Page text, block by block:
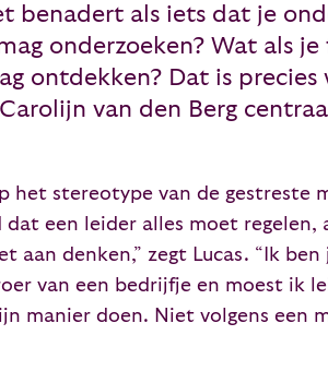
benadert als iets dat je
onderzoeken? Wat als
ontdekken? Dat is precies
van den Berg
het stereotype van de gestreste
dat een leider alles moet
aan denken,” zegt Lucas. “Ik
van een bedrijfje en moest ik
manier doen. Niet volgens een